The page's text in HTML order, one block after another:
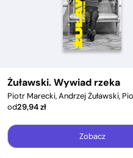
Żuławski. Wywiad rzeka
Piotr Marecki, Andrzej Żuławski,
od29,94zł
Zobacz